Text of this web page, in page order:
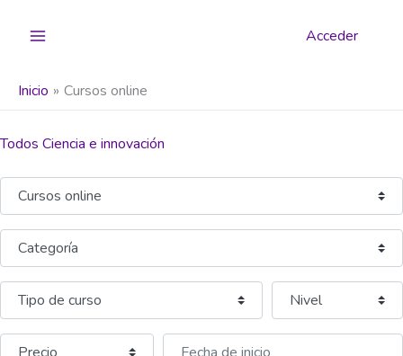
Acceder
Inicio Cursos online
Todos Ciencia e innovación
Seleccionar el formulario de búsqueda
Categoría
Fecha de inicio